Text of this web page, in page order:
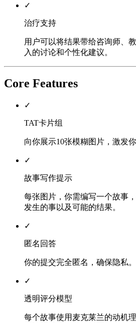
✓
治疗支持
用户可以将结果带给咨询师、
入的讨论和个性化建议。
Core Features
✓
TAT卡片组
向你展示10张模糊图片，激发
✓
故事写作提示
每张图片，你需编写一个故事
发生的事以及可能的结果。
✓
匿名回答
你的提交完全匿名，确保隐私。
✓
透明评分模型
每个故事使用麦克莱兰的动机